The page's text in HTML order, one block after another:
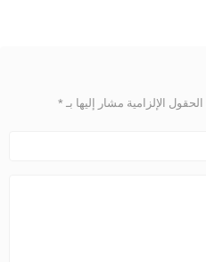
الحقول الإلزامية مشار إليها بـ *